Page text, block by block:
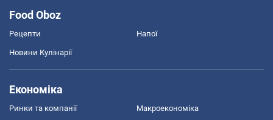
Food Oboz
Рецепти Напої
Новини Кулінарії
Економіка
Ринки та компанії Макроекономіка